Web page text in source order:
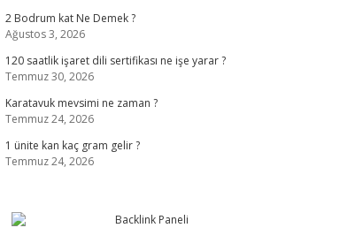
2 Bodrum kat Ne Demek ?
Ağustos 3, 2026
120 saatlik işaret dili sertifikası ne işe yarar ?
Temmuz 30, 2026
Karatavuk mevsimi ne zaman ?
Temmuz 24, 2026
1 ünite kan kaç gram gelir ?
Temmuz 24, 2026